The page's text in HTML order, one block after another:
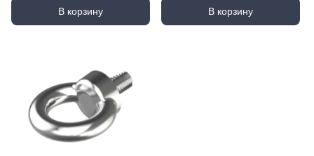
В корзину В корзину